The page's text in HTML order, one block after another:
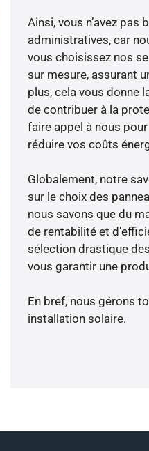
Ainsi, vous n’avez
administratives, car
vous choisissez nos
sur mesure, assurant
plus, cela vous donne
de contribuer à la
faire appel à nous
réduire vos coûts
Globalement, notre
sur le choix des
nous savons que du
de rentabilité et
sélection drastique
vous garantir une
En bref, nous gérons
installation solaire.